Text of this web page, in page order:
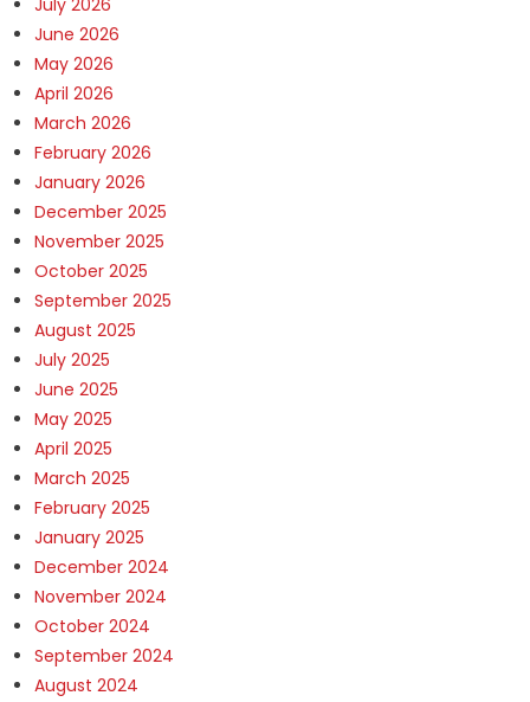
July 2026
June 2026
May 2026
April 2026
March 2026
February 2026
January 2026
December 2025
November 2025
October 2025
September 2025
August 2025
July 2025
June 2025
May 2025
April 2025
March 2025
February 2025
January 2025
December 2024
November 2024
October 2024
September 2024
August 2024